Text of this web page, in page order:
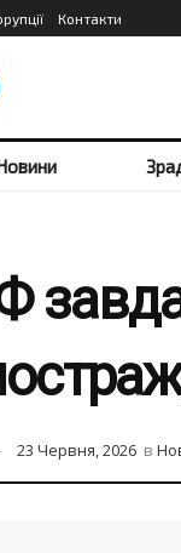
Контакти
23 Червня, 2026 в